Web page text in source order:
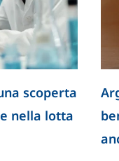
scoperta
nella lotta